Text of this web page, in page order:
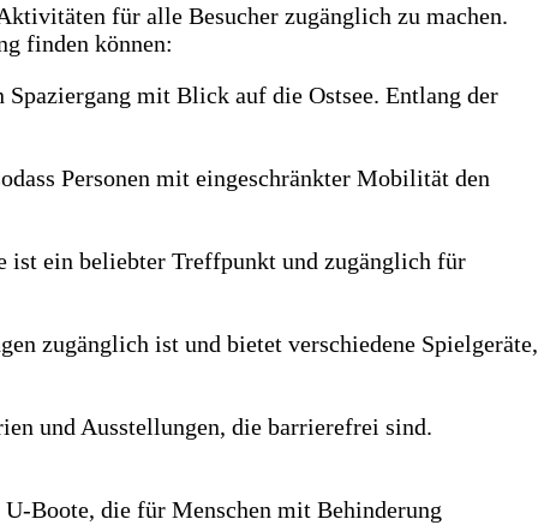
für alle Besucher zugänglich zu machen.
finden können:
mit Blick auf die Ostsee. Entlang der
Personen mit eingeschränkter Mobilität den
ist ein beliebter Treffpunkt und zugänglich für
zugänglich ist und bietet verschiedene Spielgeräte,
und Ausstellungen, die barrierefrei sind.
Boote, die für Menschen mit Behinderung